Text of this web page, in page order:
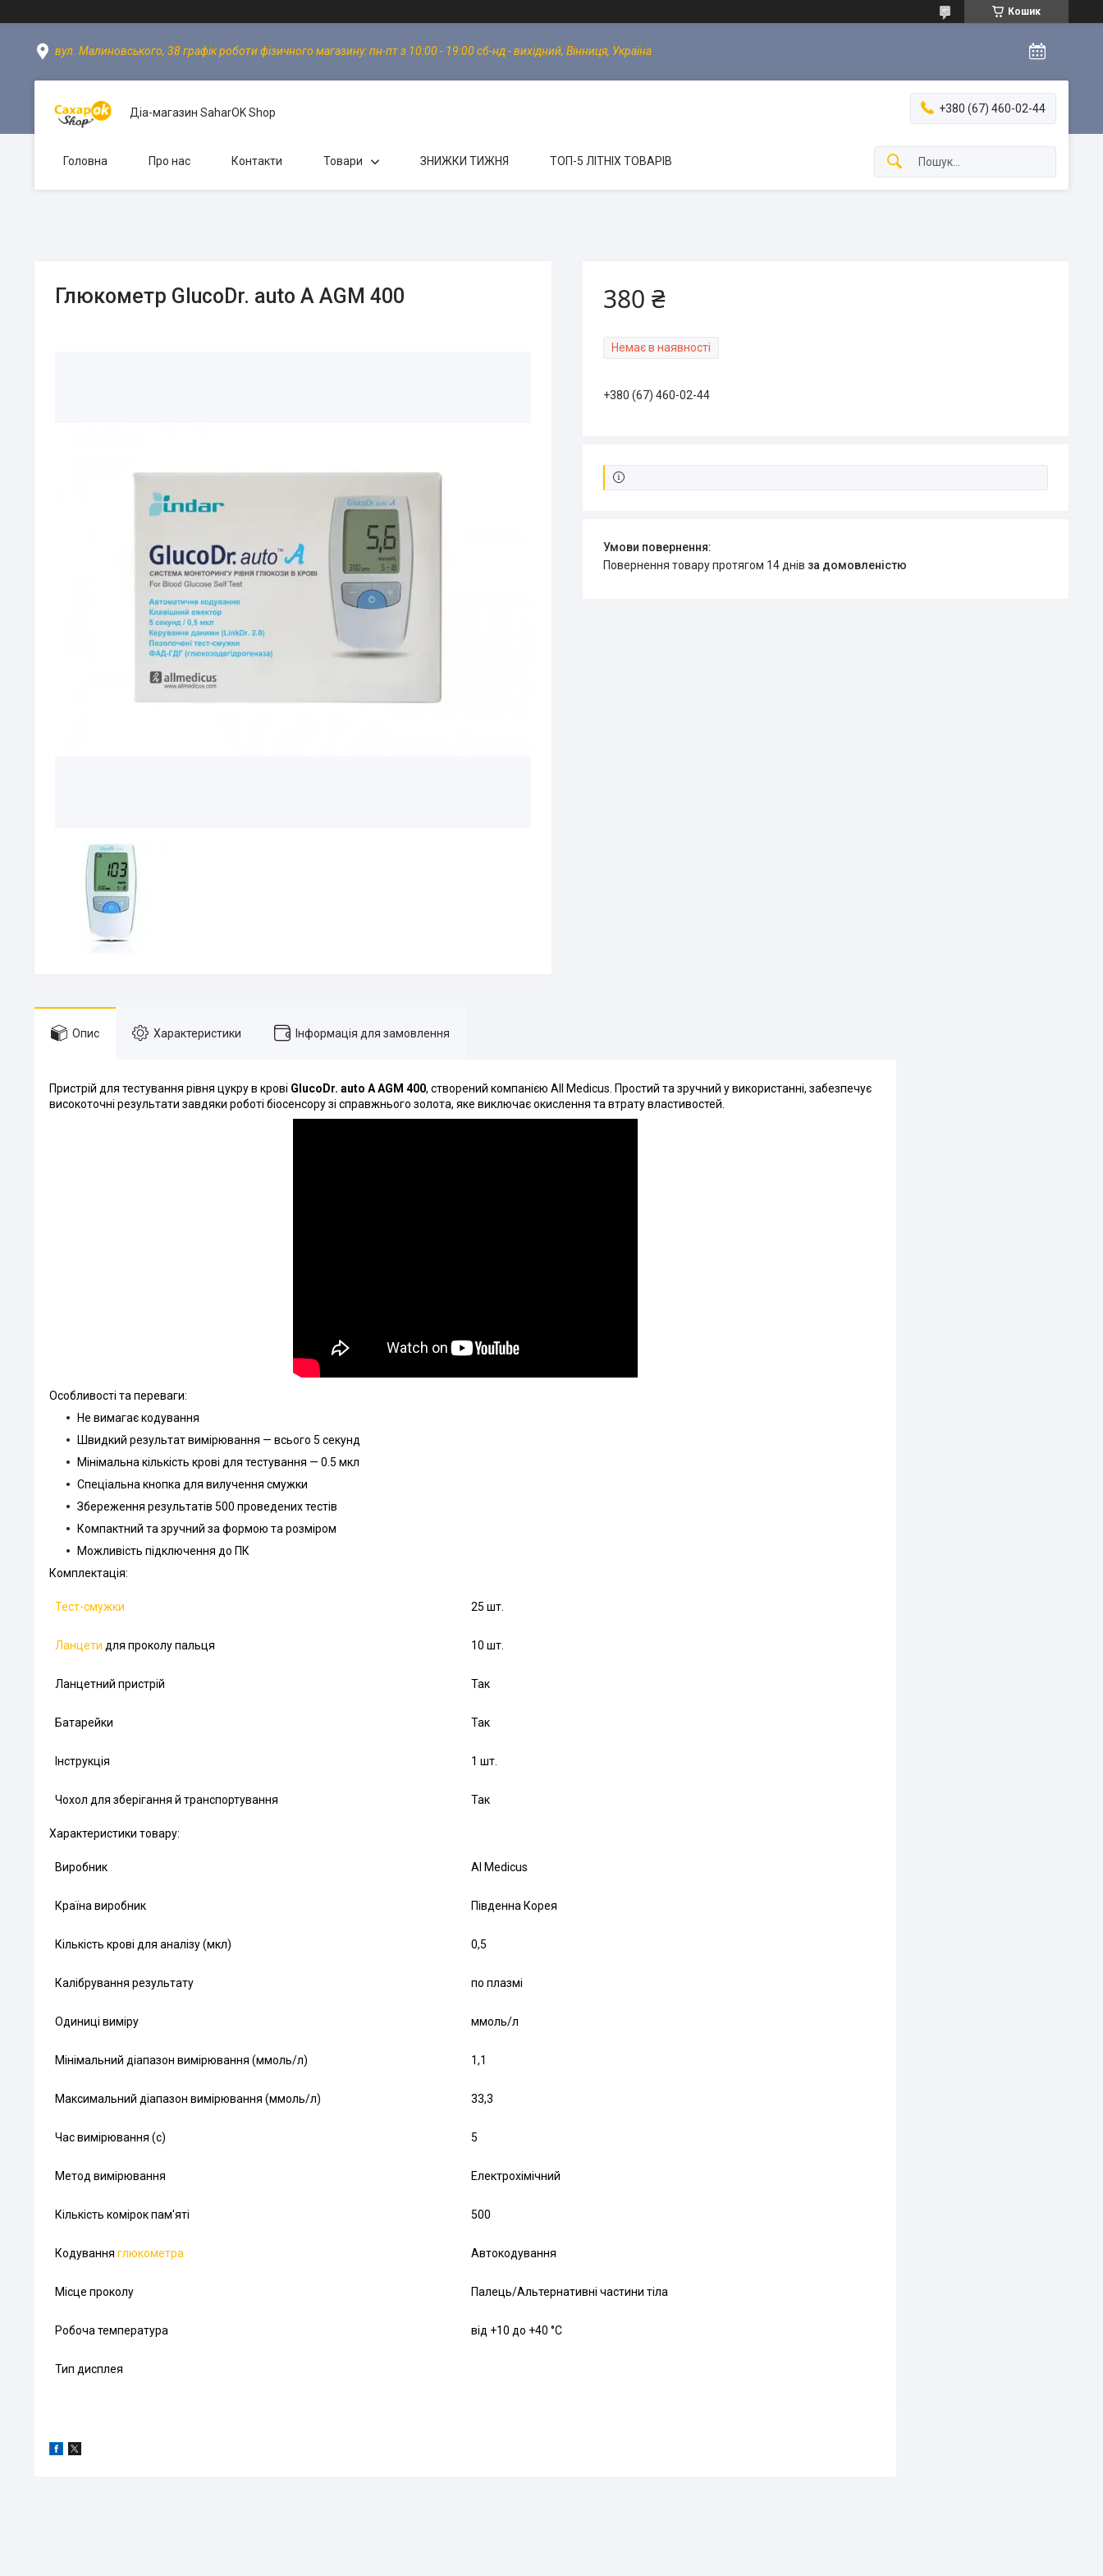
Кошик
вул. Малиновського, 38 графік роботи фізичного магазину: пн-пт з 10:00 - 19:00 сб-нд - вихідний, Вінниця, Україна
Діа-магазин SaharOK Shop +380 (67) 460-02-44
Головна Про нас Контакти Товари ЗНИЖКИ ТИЖНЯ ТОП-5 ЛІТНІХ ТОВАРІВ
Глюкометр GlucoDr. auto A AGM 400 380 ₴
Немає в наявності
+380 (67) 460-02-44
повернення товару протягом 14 днів за домовленістю
Опис Характеристики Інформація для замовлення
Пристрій для тестування рівня цукру в крові GlucoDr. auto A AGM 400, створений компанією All Medicus. Простий та зручний у використанні, забезпечує
високоточні результати завдяки роботі біосенсору зі справжнього золота, яке виключає окислення та втрату властивостей.
Особливості та переваги:
Не вимагає кодування
Швидкий результат вимірювання — всього 5 секунд
Мінімальна кількість крові для тестування — 0.5 мкл
Спеціальна кнопка для вилучення смужки
Збереження результатів 500 проведених тестів
Компактний та зручний за формою та розміром
Можливість підключення до ПК
Комплектація:
Тест-смужки 25 шт.
Ланцети для проколу пальця 10 шт.
Ланцетний пристрій Так
Батарейки Так
Інструкція 1 шт.
Чохол для зберігання й транспортування Так
Характеристики товару:
Виробник Al Medicus
Країна виробник Південна Корея
Кількість крові для аналізу (мкл) 0,5
Калібрування результату по плазмі
Одиниці виміру ммоль/л
Мінімальний діапазон вимірювання (ммоль/л) 1,1
Максимальний діапазон вимірювання (ммоль/л) 33,3
Час вимірювання (с) 5
Метод вимірювання Електрохімічний
Кількість комірок пам'яті 500
Кодування глюкометра Автокодування
Місце проколу Палець/Альтернативні частини тіла
Робоча температура від +10 до +40 °C
Тип дисплея